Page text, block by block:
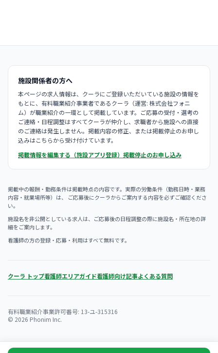
施設関係者の方へ
本ページの求人情報は、クーラにご登録いただいている施設の情報を
もとに、有料職業紹介事業者であるクーラ（運営: 株式会社フォニ
ム）が職業紹介の一環として掲載しています。ご応募の受付・選考の
ご連絡・日程調整はすべてクーラが仲介し、求職者から施設への直接
のご連絡は発生しません。掲載内容の修正、または掲載停止のお申し
込みはこちらから受け付けています。
掲載情報を編集する（施設アプリ登録） 掲載停止のお申し込み
掲載中の報酬・勤務条件は掲載時点の内容です。実際の労働条件（勤務日時・業務
内容・就業場所等）は、 ご応募後にクーラからご案内する内容を必ずご確認くださ
い。
施設名を非公開としている求人は、ご応募後の日程調整の際に施設名・所在地の詳
細をご案内します。
看護師の方の登録・応募・利用はすべて無料です。
クーラ トップ看護師エリアガイド看護師向け記事よくある質問
有料職業紹介事業許可番号: 13-ユ-315316
© 2026 Phonim Inc.